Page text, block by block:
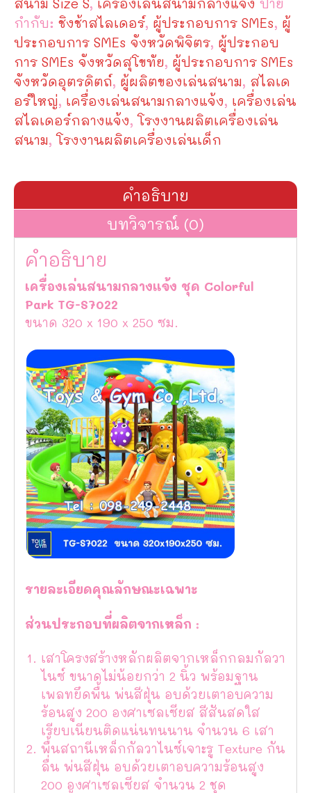
กำกับ: ชิงช้าสไลเดอร์, ผู้ประกอบการ SMEs, ผู้
ประกอบการ SMEs จังหวัดพิจิตร, ผู้ประกอบ
การ SMEs จังหวัดสุโขทัย, ผู้ประกอบการ SMEs
จังหวัดอุตรดิตถ์, ผู้ผลิตของเล่นสนาม, สไลเด
อร์ใหญ่, เครื่องเล่นสนามกลางแจ้ง, เครื่องเล่น
สไลเดอร์กลางแจ้ง,โรงงานผลิตเครื่องเล่น
สนาม,โรงงานผลิตเครื่องเล่นเด็ก
คำอธิบาย
บทวิจารณ์ (0)
คำอธิบาย
เครื่องเล่นสนามกลางแจ้ง ชุด Colorful
Park TG-S7022
ขนาด 320 x 190 x 250 ซม.
รายละเอียดคุณลักษณะเฉพาะ
ส่วนประกอบที่ผลิตจากเหล็ก :
เสาโครงสร้างหลักผลิตจากเหล็กกลมกัลวา
ไนซ์ ขนาดไม่น้อยกว่า 2 นิ้ว พร้อมฐาน
เพลทยึดพื้น พ่นสีฝุ่น อบด้วยเตาอบความ
ร้อนสูง 200 องศาเซลเซียส สีสันสดใส
เรียบเนียนติดแน่นทนนาน จำนวน 6 เสา
พื้นสถานีเหล็กกัลวาไนซ์เจาะรู Texture กัน
ลื่น พ่นสีฝุ่น อบด้วยเตาอบความร้อนสูง
200 องศาเซลเซียส จำนวน 2 ชุด